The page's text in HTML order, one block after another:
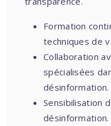
Formation
techniques de
Collaboration
spécialisées
désinformation.
Sensibilisation
désinformation.